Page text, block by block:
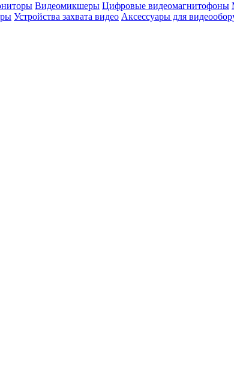
Видеомикшеры Цифровые видеомагнитофоны
Устройства захвата видео Аксессуары для